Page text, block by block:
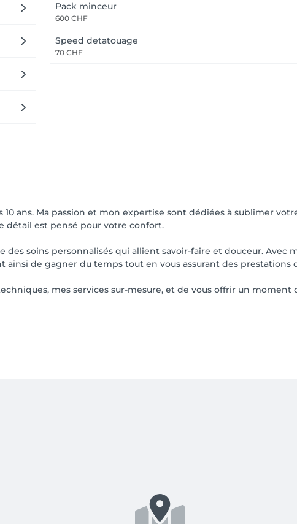
Pack minceur
600 CHF
Speed detatouage
70 CHF
10 ans. Ma passion et mon expertise sont dédiées à sublimer
détail est pensé pour votre confort.
des soins personnalisés qui allient savoir-faire et douceur. Avec
de gagner du temps tout en vous assurant des prestations
mes services sur-mesure, et de vous offrir un